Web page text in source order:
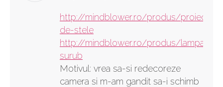
http://mindblower.ro/produs/proiector-
de-stele
http://mindblower.ro/produs/lampa-
surub
Motivul: vrea sa-si redecoreze
camera si m-am gandit sa-i schimb